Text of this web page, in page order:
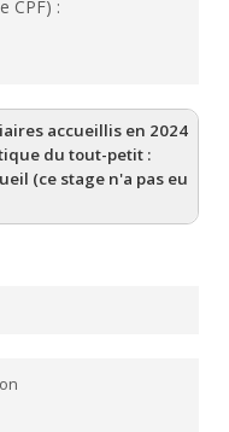
CPF) :
accueillis en 2024
du tout-petit :
(ce stage n'a pas eu